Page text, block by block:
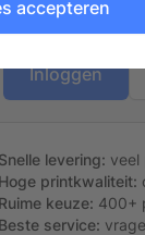
Log in of
Om te bestellen en
Inloggen
Snelle levering: veel
Hoge printkwaliteit:
Ruime keuze: 400+
Beste service:
accepteren